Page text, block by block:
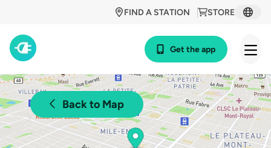
STORE
FIND A STATION
Get the app
Back to Map